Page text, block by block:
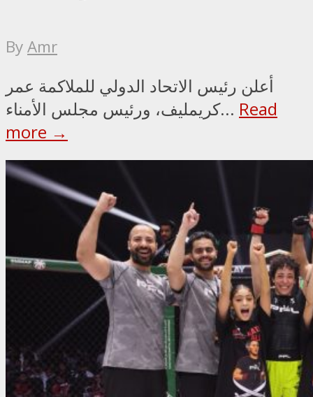
ByAmr
أعلن رئيس الاتحاد الدولي للملاكمة عمر
كريمليف، ورئيس مجلس الأمناء... Read
more →